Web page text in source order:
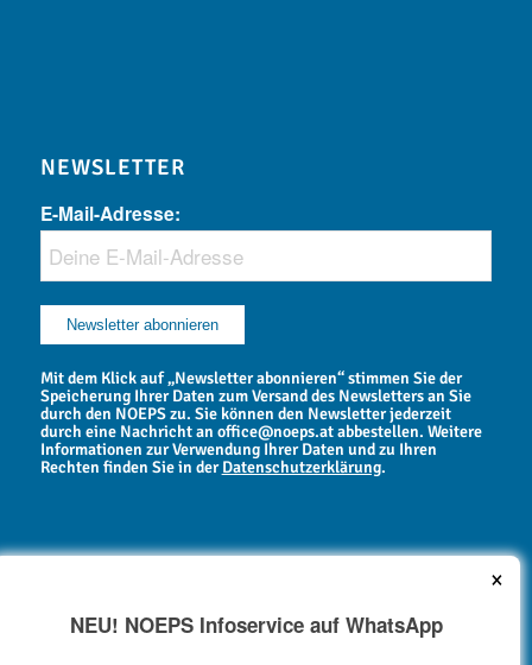
NEWSLETTER
E-Mail-Adresse:
Mit dem Klick auf „Newsletter abonnieren“ stimmen Sie der
Speicherung Ihrer Daten zum Versand des Newsletters an Sie
durch den NOEPS zu. Sie können den Newsletter jederzeit
durch eine Nachricht an office@noeps.at abbestellen. Weitere
Informationen zur Verwendung Ihrer Daten und zu Ihren
Rechten finden Sie in derDatenschutzerklärung.
NEWSARCHIV
×
NEU! NOEPS Infoservice auf WhatsApp